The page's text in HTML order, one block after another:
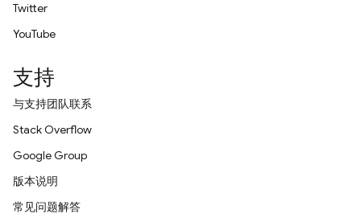
Twitter
YouTube
支持
与支持团队联系
Stack Overflow
Google Group
版本说明
常见问题解答